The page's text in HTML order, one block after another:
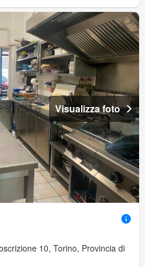
Visualizza foto
10, Torino, Provincia di